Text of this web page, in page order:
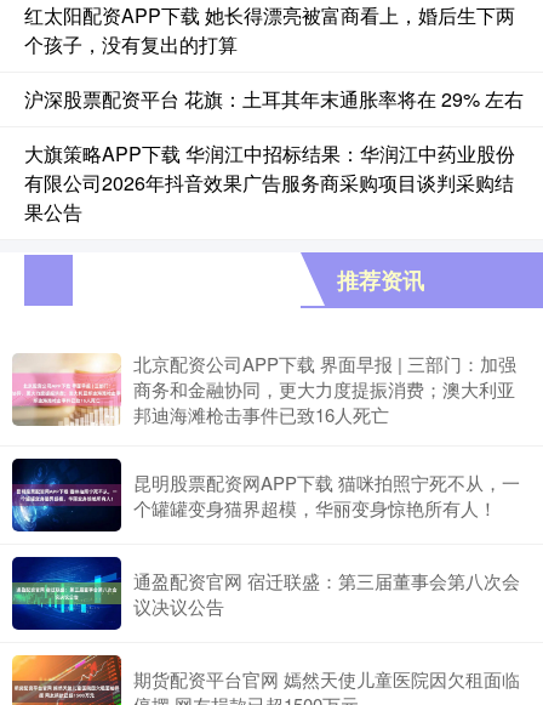
红太阳配资APP下载 她长得漂亮被富商看上，婚后生下两
个孩子，没有复出的打算
沪深股票配资平台 花旗：土耳其年末通胀率将在 29% 左右
大旗策略APP下载 华润江中招标结果：华润江中药业股份
有限公司2026年抖音效果广告服务商采购项目谈判采购结
果公告
推荐资讯
北京配资公司APP下载 界面早报 | 三部门：加强
商务和金融协同，更大力度提振消费；澳大利亚
邦迪海滩枪击事件已致16人死亡
昆明股票配资网APP下载 猫咪拍照宁死不从，一
个罐罐变身猫界超模，华丽变身惊艳所有人！
通盈配资官网 宿迁联盛：第三届董事会第八次会
议决议公告
期货配资平台官网 嫣然天使儿童医院因欠租面临